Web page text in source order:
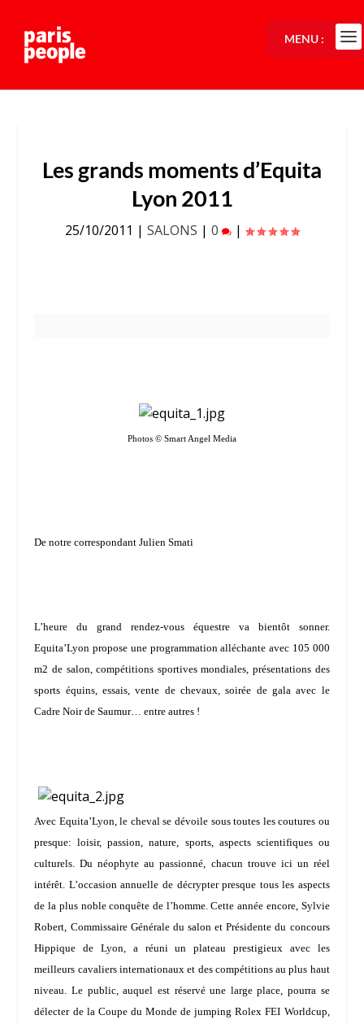
Les grands moments d’Equita
Lyon 2011
25/10/2011 | SALONS | 0 |
Photos © Smart Angel Media
De notre correspondant Julien Smati
L’heure du grand rendez-vous équestre va bientôt sonner.
Equita’Lyon propose une programmation alléchante avec 105 000
m2 de salon, compétitions sportives mondiales, présentations des
sports équins, essais, vente de chevaux, soirée de gala avec le
Cadre Noir de Saumur… entre autres !
Avec Equita’Lyon, le cheval se dévoile sous toutes les coutures ou
presque: loisir, passion, nature, sports, aspects scientifiques ou
culturels. Du néophyte au passionné, chacun trouve ici un réel
intérêt. L’occasion annuelle de décrypter presque tous les aspects
de la plus noble conquête de l’homme. Cette année encore, Sylvie
Robert , Commissaire Générale du salon et Présidente du concours
Hippique de Lyon, a réuni un plateau prestigieux avec les
meilleurs cavaliers internationaux et des compétitions au plus haut
niveau. Le public, auquel est réservé une large place, pourra se
délecter de la Coupe du Monde de jumping Rolex FEI Worldcup,
MENU :